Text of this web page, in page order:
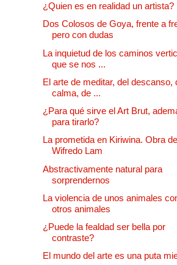
¿Quien es en realidad un artista?
Dos Colosos de Goya, frente a
pero con dudas
La inquietud de los caminos
que se nos ...
El arte de meditar, del descanso,
calma, de ...
¿Para qué sirve el Art Brut,
para tirarlo?
La prometida en Kiriwina. Obra de
Wifredo Lam
Abstractivamente natural para
sorprendernos
La violencia de unos animales
otros animales
¿Puede la fealdad ser bella por
contraste?
El mundo del arte es una puta